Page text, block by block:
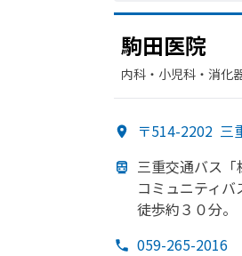
駒田医院
内科・​小児科・​消化
〒514-2202 三
三重交通バス「
コミュニティバ
徒歩約３０分。
059-265-2016